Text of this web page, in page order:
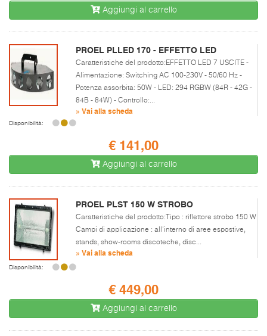
Aggiungi al carrello
PROEL PLLED 170 - EFFETTO LED
Caratteristiche del prodotto:EFFETTO LED 7 USCITE -
Alimentazione: Switching AC 100-230V - 50/60 Hz -
Potenza assorbita: 50W - LED: 294 RGBW (84R - 42G -
84B - 84W) - Controllo:...
» Vai alla scheda
Disponibilità:
€ 141,00
Aggiungi al carrello
PROEL PLST 150 W STROBO
Caratteristiche del prodotto:Tipo : riflettore strobo 150 W
Campi di applicazione : all'interno di aree espostive,
stands, show-rooms discoteche, disc...
» Vai alla scheda
Disponibilità:
€ 449,00
Aggiungi al carrello